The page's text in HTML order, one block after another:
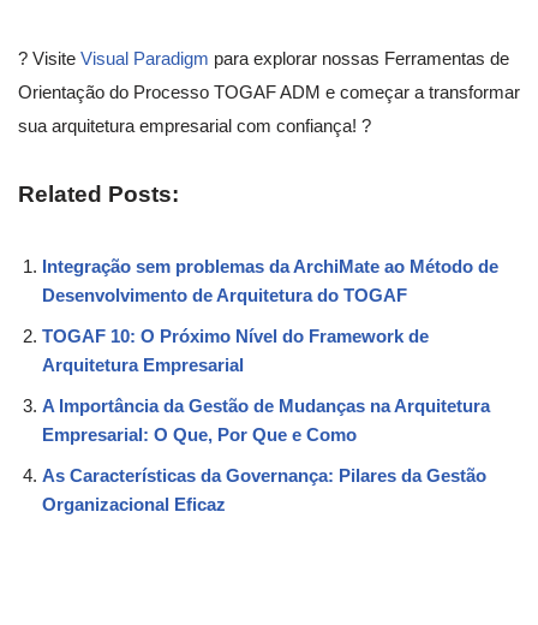
? Visite Visual Paradigm para explorar nossas Ferramentas de
Orientação do Processo TOGAF ADM e começar a transformar
sua arquitetura empresarial com confiança! ?
Related Posts:
Integração sem problemas da ArchiMate ao Método de
Desenvolvimento de Arquitetura do TOGAF
TOGAF 10: O Próximo Nível do Framework de
Arquitetura Empresarial
A Importância da Gestão de Mudanças na Arquitetura
Empresarial: O Que, Por Que e Como
As Características da Governança: Pilares da Gestão
Organizacional Eficaz